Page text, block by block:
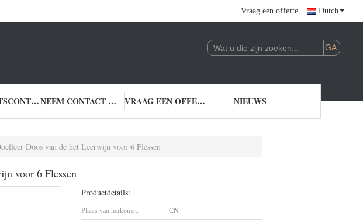
Vraag een offerte Dutch
KWALITEITSCONTROLE NEEM CONTACT MET ONS OP VRAAG EEN OFFERTE NIEUWS
Doos van de het Leerwijn voor 6 Flessen
voor 6 Flessen
Productdetails:
Plaats van herkomst: CN